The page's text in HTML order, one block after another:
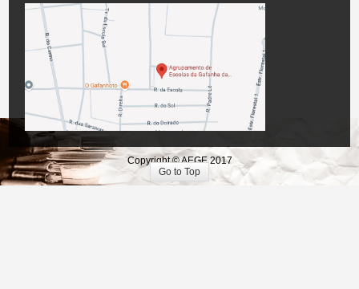
Copyright © AEGE 2017
Go to Top